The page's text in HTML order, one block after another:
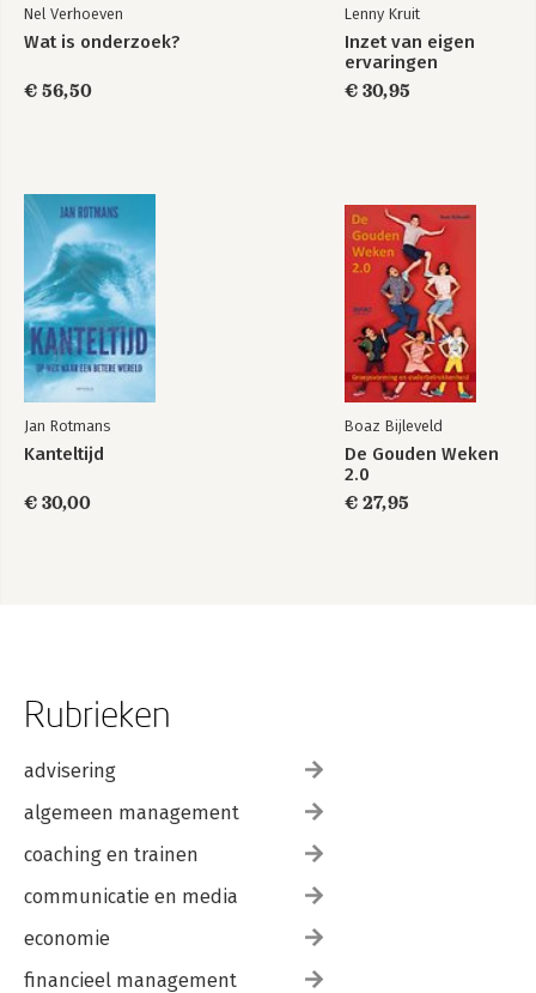
Nel Verhoeven
Wat is onderzoek?
€ 56,50
Lenny Kruit
Inzet van eigen
ervaringen
€ 30,95
Jan Rotmans
Kanteltijd
€ 30,00
Boaz Bijleveld
De Gouden Weken
2.0
€ 27,95
Rubrieken
advisering
algemeen management
coaching en trainen
communicatie en media
economie
financieel management